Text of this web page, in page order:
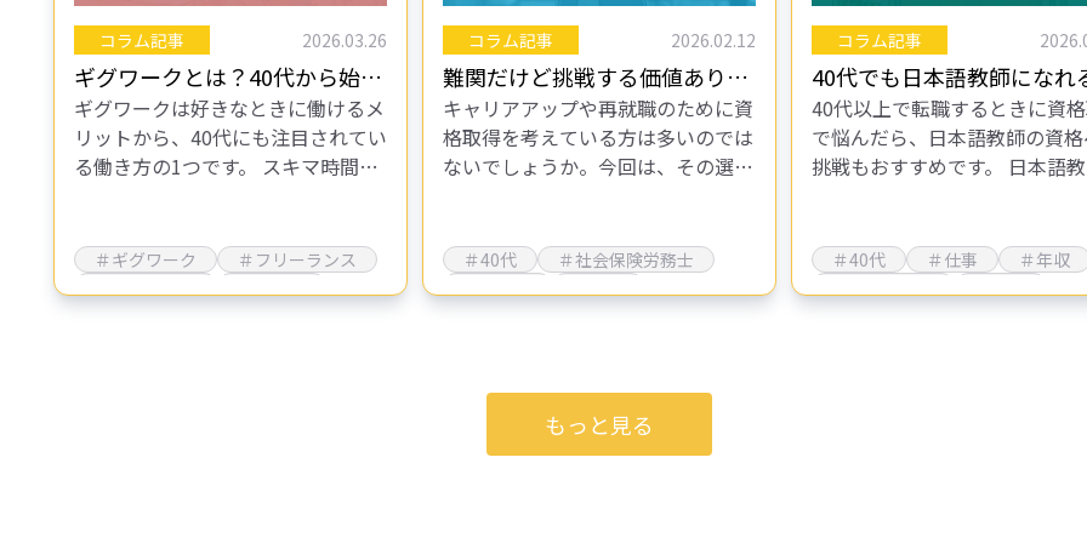
コラム記事 2026.03.26
ギグワークとは？40代から始め
るメリット・デメリットや注意
点を解説
ギグワークは好きなときに働けるメ
リットから、40代にも注目されてい
る働き方の1つです。 スキマ時間を
ために効率の良い働き方だと言えま
す。…
＃ギグワーク
＃フリーランス
コラム記事 2026.02.12
難関だけど挑戦する価値あり！
40代女性に選ばれる「社労士」
とは？
キャリアアップや再就職のために資
格取得を考えている方は多いのでは
ないでしょうか。今回は、その選択
の国家資格で、難関ですが挑戦する
価値は高…
＃40代
＃社会保険労務士
コラム記事
40代でも日本語教師になれ
資格難易度や仕事内容・年
徹底紹介
40代以上で転職するときに資
で悩んだら、日本語教師の資
挑戦もおすすめです。 日本語
本の文化や生活習慣など、外
日本…
＃40代 ＃仕事
＃年収
もっと見る